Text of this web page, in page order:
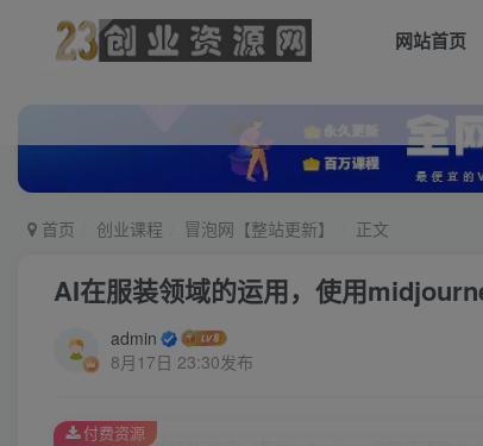
网站首页
首页 创业课程 冒泡网【整站更新】 正文
AI在服装领域的运用，使用
admin
8月17日 23:30发布
付费资源